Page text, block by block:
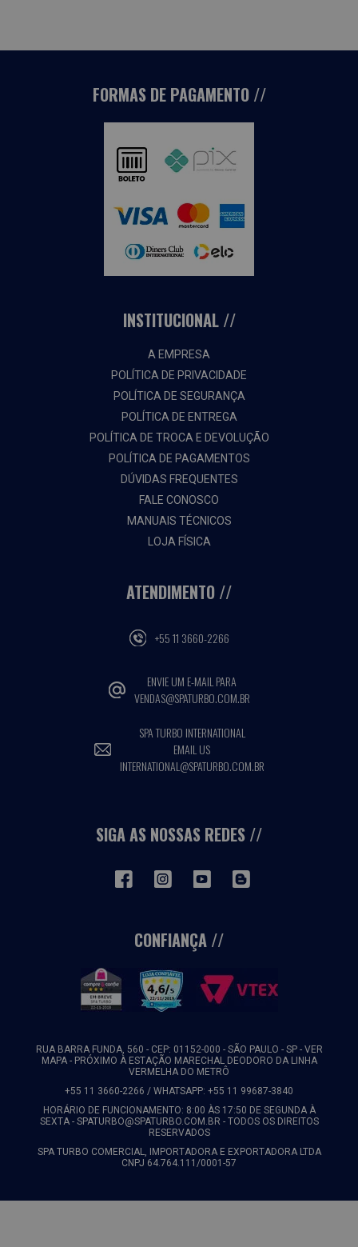
FORMAS DE PAGAMENTO
INSTITUCIONAL
A EMPRESA
POLÍTICA DE PRIVACIDADE
POLÍTICA DE SEGURANÇA
POLÍTICA DE ENTREGA
POLÍTICA DE TROCA E DEVOLUÇÃO
POLÍTICA DE PAGAMENTOS
DÚVIDAS FREQUENTES
FALE CONOSCO
MANUAIS TÉCNICOS
LOJA FÍSICA
ATENDIMENTO
+55 11 3660-2266
ENVIE UM E-MAIL PARA
VENDAS@SPATURBO.COM.BR
SPA TURBO INTERNATIONAL
EMAIL US
INTERNATIONAL@SPATURBO.COM.BR
SIGA AS NOSSAS REDES
CONFIANÇA
RUA BARRA FUNDA, 560 - CEP: 01152-000 - SÃO PAULO - SP - VER
MAPA - PRÓXIMO À ESTAÇÃO MARECHAL DEODORO DA LINHA
VERMELHA DO METRÔ
+55 11 3660-2266 / WHATSAPP: +55 11 99687-3840
HORÁRIO DE FUNCIONAMENTO: 8:00 ÀS 17:50 DE SEGUNDA À
SEXTA - SPATURBO@SPATURBO.COM.BR - TODOS OS DIREITOS
RESERVADOS
SPA TURBO COMERCIAL, IMPORTADORA E EXPORTADORA LTDA
CNPJ 64.764.111/0001-57